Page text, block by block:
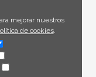
mejorar nuestros
de cookies.